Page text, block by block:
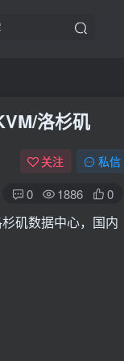
洛杉矶
关注 私信
0 1886 0
矶数据中心，国内